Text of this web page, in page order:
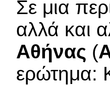
Σε μια
αλλά και
Αθήνας (
ερώτημα: